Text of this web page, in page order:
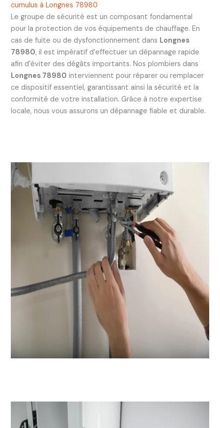
cumulus à Longnes 78980
Le groupe de sécurité est un composant fondamental
pour la protection de vos équipements de chauffage. En
cas de fuite ou de dysfonctionnement dans Longnes
78980, il est impératif d’effectuer un dépannage rapide
afin d’éviter des dégâts importants. Nos plombiers dans
Longnes 78980 interviennent pour réparer ou remplacer
ce dispositif essentiel, garantissant ainsi la sécurité et la
conformité de votre installation. Grâce à notre expertise
locale, nous vous assurons un dépannage fiable et durable.